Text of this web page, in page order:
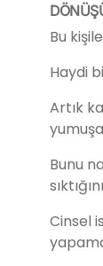
Bu
Haydi
Artık
Bunu
Cinsel